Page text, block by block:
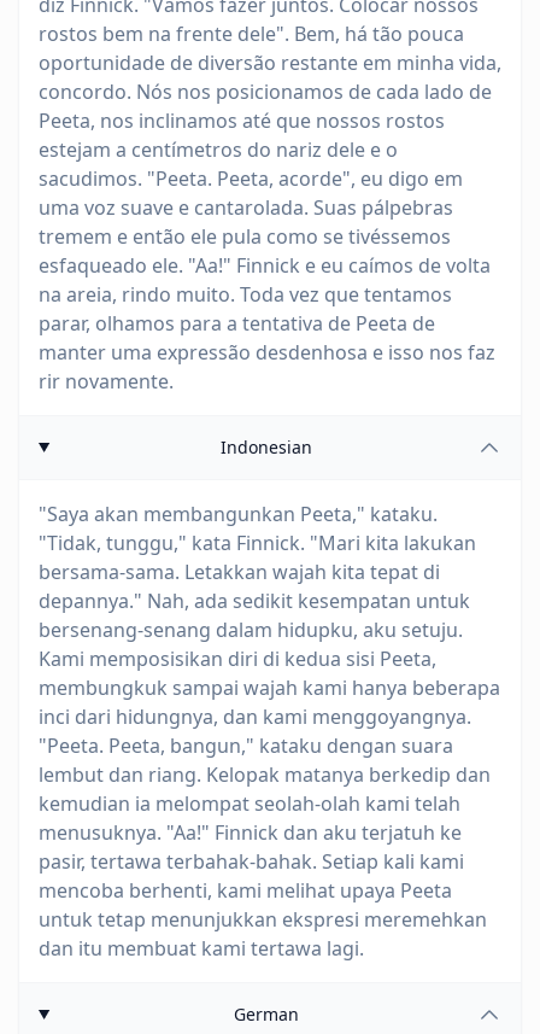
rostos bem na frente dele". Bem, há tão pouca
oportunidade de diversão restante em minha vida,
concordo. Nós nos posicionamos de cada lado de
Peeta, nos inclinamos até que nossos rostos
estejam a centímetros do nariz dele e o
sacudimos. "Peeta. Peeta, acorde", eu digo em
uma voz suave e cantarolada. Suas pálpebras
tremem e então ele pula como se tivéssemos
esfaqueado ele. "Aa!" Finnick e eu caímos de volta
na areia, rindo muito. Toda vez que tentamos
parar, olhamos para a tentativa de Peeta de
manter uma expressão desdenhosa e isso nos faz
rir novamente.
Indonesian
"Saya akan membangunkan Peeta," kataku.
"Tidak, tunggu," kata Finnick. "Mari kita lakukan
bersama-sama. Letakkan wajah kita tepat di
depannya." Nah, ada sedikit kesempatan untuk
bersenang-senang dalam hidupku, aku setuju.
Kami memposisikan diri di kedua sisi Peeta,
membungkuk sampai wajah kami hanya beberapa
inci dari hidungnya, dan kami menggoyangnya.
"Peeta. Peeta, bangun," kataku dengan suara
lembut dan riang. Kelopak matanya berkedip dan
kemudian ia melompat seolah-olah kami telah
menusuknya. "Aa!" Finnick dan aku terjatuh ke
pasir, tertawa terbahak-bahak. Setiap kali kami
mencoba berhenti, kami melihat upaya Peeta
untuk tetap menunjukkan ekspresi meremehkan
dan itu membuat kami tertawa lagi.
German